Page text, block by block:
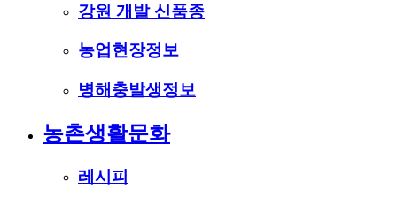
강원 개발 신품종
농업현장정보
병해충발생정보
농촌생활문화
레시피